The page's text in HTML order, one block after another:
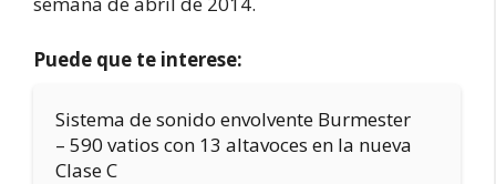
Puede que te interese:
Sistema de sonido envolvente Burmester
– 590 vatios con 13 altavoces en la nueva
Clase C